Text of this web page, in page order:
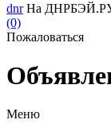
dnr На ДНРБЭЙ.РУ
(0)
Пожаловаться
Меню